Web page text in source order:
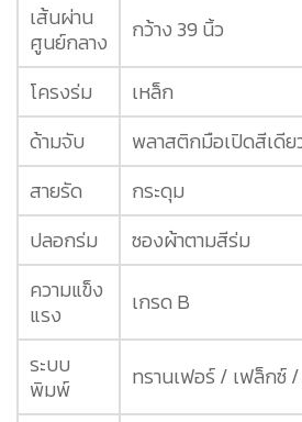
เส้นผ่าน
ศูนย์กลาง
กว้าง 39 นิ้ว
โครงร่ม
เหล็ก
ด้ามจับ
พลาสติกมือเปิดสีเดี
สายรัด
กระดุม
ปลอกร่ม
ซองผ้าตามสีร่ม
ความแข็ง
แรง
เกรด B
ระบบ
พิมพ์
ทรานเฟอร์ / เฟล็กซ์